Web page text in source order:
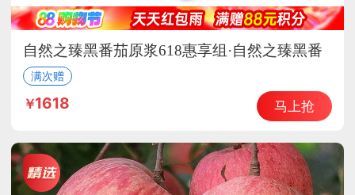
自然之臻黑番茄原浆618惠享组·自然之臻黑番
茄原浆
满次赠
1618 马上抢